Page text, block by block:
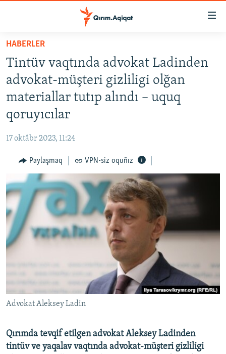
Esas
qaytmaq
Baş
navigatsiyağa
qaytmaq
Qıdıruvğa
SİYASET
İQTİSADİYAT
İNSAN AQLARI
VİDEO
SÜRET
BLOGLAR
FİKİR
Русский
Українською
QOŞULIÑIZ!
RFE/RS bütün saytları
HABERLER
Tintüv vaqtında advokat Ladinden
advokat-müşteri gizliligi olğan
materiallar tutıp alındı – uquq
qoruyıcılar
17 oktâbr 2023, 11:24
Paylaşmaq VPN-siz oquñız
Advokat Aleksey Ladin
Qırımda tevqif etilgen advokat Aleksey Ladinden
tintüv ve yaqalav vaqtında advokat-müşteri gizliligi